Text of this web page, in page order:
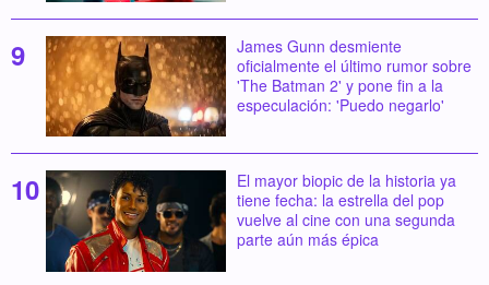
James Gunn desmiente
oficialmente el último rumor sobre
'The Batman 2' y pone fin a la
especulación: 'Puedo negarlo'
El mayor biopic de la historia ya
tiene fecha: la estrella del pop
vuelve al cine con una segunda
parte aún más épica